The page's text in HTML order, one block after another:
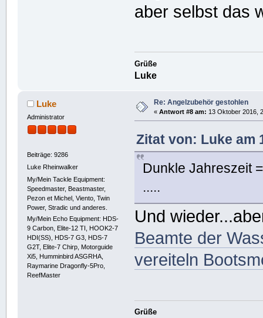
aber selbst das
Grüße
Luke
Luke
Administrator
Beiträge: 9286
Luke Rheinwalker
My/Mein Tackle Equipment:
Speedmaster, Beastmaster,
Pezon et Michel, Viento, Twin
Power, Stradic und anderes.
My/Mein Echo Equipment: HDS-
9 Carbon, Elite-12 TI, HOOK2-7
HDI(SS), HDS-7 G3, HDS-7
G2T, Elite-7 Chirp, Motorguide
Xi5, Humminbird ASGRHA,
Raymarine Dragonfly-5Pro,
ReefMaster
Re: Angelzubehör gestohlen
« Antwort #8 am: 13 Oktober 2016,
Zitat von: Luke am
Dunkle Jahreszeit
.....
Und
Beamte der
vereiteln
Grüße